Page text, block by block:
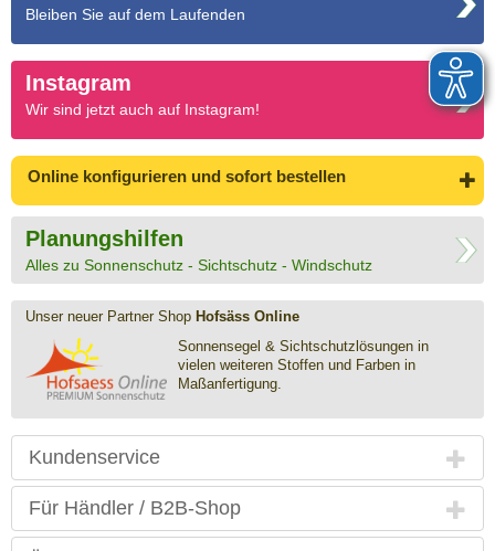
Bleiben Sie auf dem Laufenden
Instagram
Wir sind jetzt auch auf Instagram!
Online konfigurieren und sofort bestellen
Planungshilfen
Alles zu Sonnenschutz - Sichtschutz - Windschutz
Unser neuer Partner Shop Hofsäss Online
Sonnensegel & Sichtschutz­lösungen in
vielen weiteren Stoffen und Farben in
Maßanfertigung.
Kundenservice
Für Händler / B2B-Shop